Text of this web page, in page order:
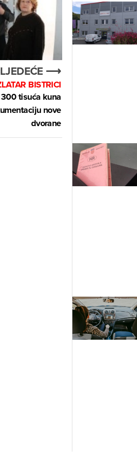
⟶
BISTRICI
tisuća kuna
nove
dvorane